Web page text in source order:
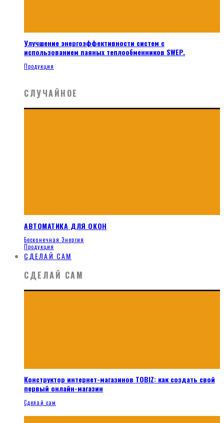
Улучшение энергоэффективности систем с
использованием паяных теплообменников SWEP.
Продукция
СЛУЧАЙНОЕ
АВТОМАТИКА ДЛЯ ОКОН
Бесконечная Энергия
Продукция
СДЕЛАЙ САМ
СДЕЛАЙ САМ
Конструктор интернет-магазинов TOBIZ: как создать свой
первый онлайн-магазин
Сделай сам